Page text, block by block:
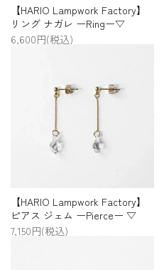
【HARIO Lampwork Factory】
リング ナガレ ーRingー▽
6,600円(税込)
【HARIO Lampwork Factory】
ピアス ジェム ーPierceー ▽
7,150円(税込)